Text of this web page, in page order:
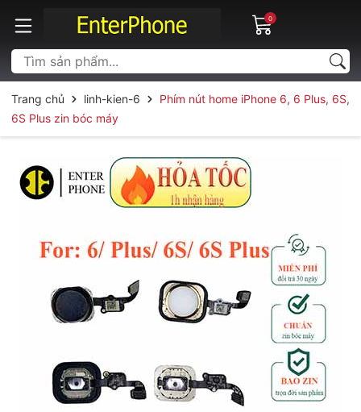
0
Trang chủ linh-kien-6
Phím nút home iPhone 6, 6 Plus, 6S,
6S Plus zin bóc máy